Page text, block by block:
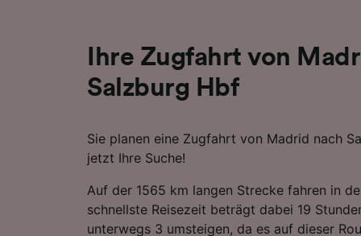
Ihre Zugfahrt von
Salzburg Hbf
Sie planen eine Zugfahrt von Madrid nach
jetzt Ihre Suche!
Auf der 1565 km langen Strecke fahren in
schnellste Reisezeit beträgt dabei 19
unterwegs 3 umsteigen, da es auf dieser